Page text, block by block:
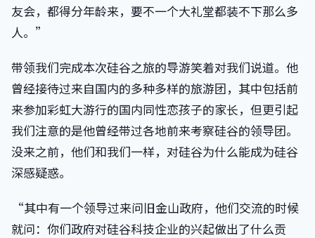
友会，都得分年龄来，要不一个大礼堂都装不下那么多
人。”
带领我们完成本次硅谷之旅的导游笑着对我们说道。他
曾经接待过来自国内的多种多样的旅游团，其中包括前
来参加彩虹大游行的国内同性恋孩子的家长，但更引起
我们注意的是他曾经带过各地前来考察硅谷的领导团。
没来之前，他们和我们一样，对硅谷为什么能成为硅谷
深感疑惑。
“其中有一个领导过来问旧金山政府，他们交流的时候
就问：你们政府对硅谷科技企业的兴起做出了什么贡